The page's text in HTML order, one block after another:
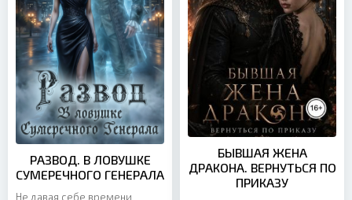
РАЗВОД. В ЛОВУШКЕ
СУМЕРЕЧНОГО ГЕНЕРАЛА
Не давая себе времени
БЫВШАЯ ЖЕНА
ДРАКОНА. ВЕРНУТЬСЯ ПО
ПРИКАЗУ